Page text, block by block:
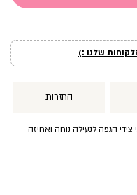
שלנו :)
החזרות
צידי הגפה לנעילה נוחה ואחיזה